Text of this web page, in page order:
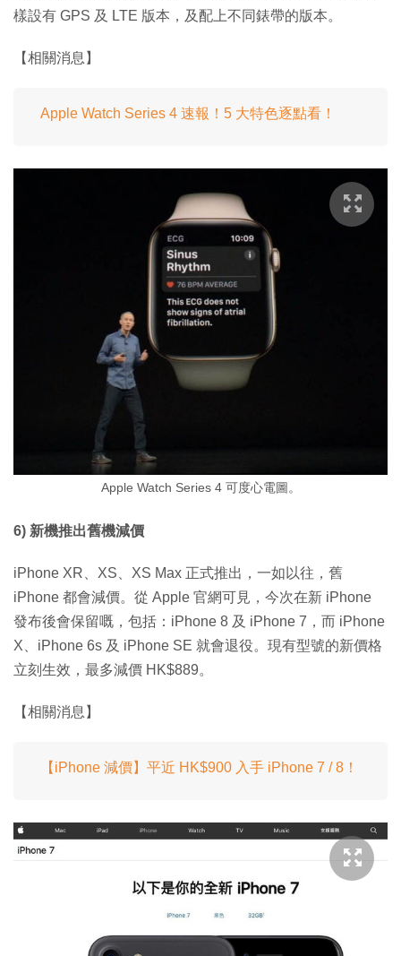
樣設有 GPS 及 LTE 版本，及配上不同錶帶的版本。
【相關消息】
Apple Watch Series 4 速報！5 大特色逐點看！
Apple Watch Series 4 可度心電圖。
6) 新機推出舊機減價
iPhone XR、XS、XS Max 正式推出，一如以往，舊
iPhone 都會減價。從 Apple 官網可見，今次在新 iPhone
發布後會保留嘅，包括：iPhone 8 及 iPhone 7，而 iPhone
X、iPhone 6s 及 iPhone SE 就會退役。現有型號的新價格
立刻生效，最多減價 HK$889。
【相關消息】
【iPhone 減價】平近 HK$900 入手 iPhone 7 / 8！